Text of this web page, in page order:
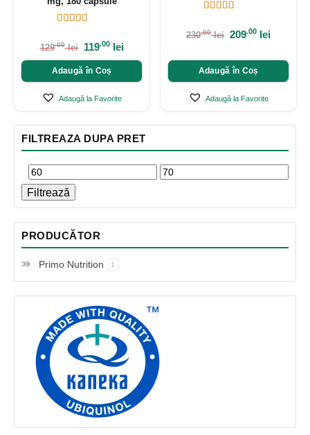
FILTREAZA DUPA PRET
Filtrează
PRODUCĂTOR
Primo Nutrition 1
129.00 lei 119.00 lei
Adaugă în Coș
Adaugă la Favorite
230.00 lei 209.00 lei
Adaugă în Coș
Adaugă la Favorite